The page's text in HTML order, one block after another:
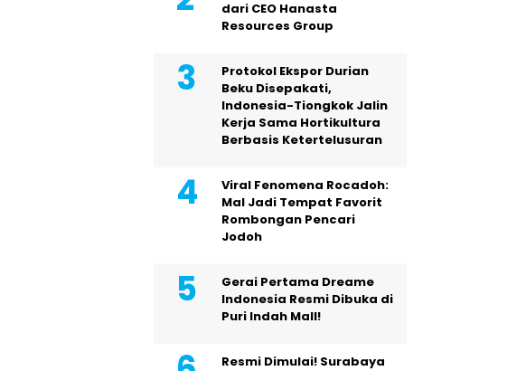
dari CEO Hanasta
Resources Group
Protokol Ekspor Durian
Beku Disepakati,
Indonesia-Tiongkok Jalin
Kerja Sama Hortikultura
Berbasis Ketertelusuran
Viral Fenomena Rocadoh:
Mal Jadi Tempat Favorit
Rombongan Pencari
Jodoh
Gerai Pertama Dreame
Indonesia Resmi Dibuka di
Puri Indah Mall!
Resmi Dimulai! Surabaya